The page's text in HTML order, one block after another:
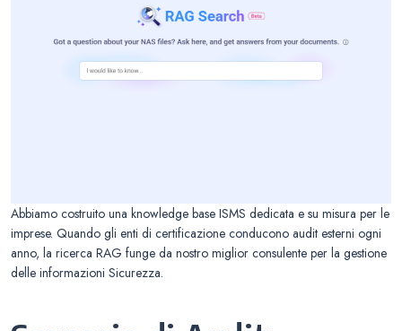
Abbiamo costruito una knowledge base ISMS dedicata e su misura per le
imprese. Quando gli enti di certificazione conducono audit esterni ogni
anno, la ricerca RAG funge da nostro miglior consulente per la gestione
delle informazioni Sicurezza.